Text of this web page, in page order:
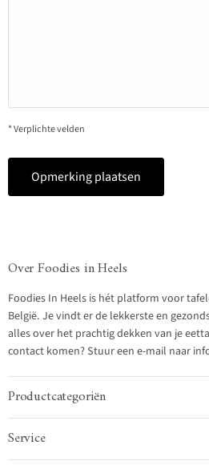
* Verplichte velden
Opmerking plaatsen
Over Foodies in Heels
Foodies In Heels is hét platform voor
België. Je vindt er de lekkerste en
alles over het prachtig dekken van je
contact komen? Stuur een e-mail naar
Productcategoriën
Service